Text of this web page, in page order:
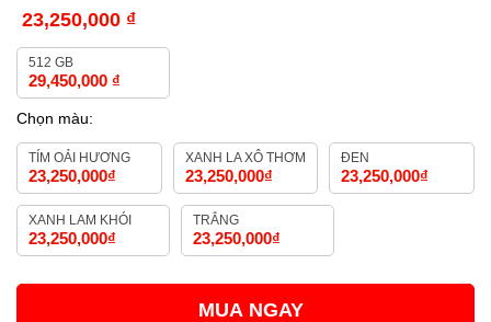
23,250,000 ₫
512 GB
29,450,000 ₫
Chọn màu:
TÍM OẢI HƯƠNG
23,250,000₫
XANH LA XÔ THƠM
23,250,000₫
ĐEN
23,250,000₫
XANH LAM KHÓI
23,250,000₫
TRẮNG
23,250,000₫
MUA NGAY